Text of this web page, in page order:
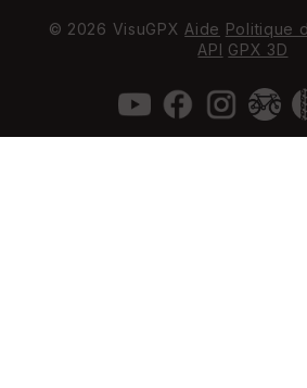
© 2026 VisuGPXAide Politique
API GPX 3D